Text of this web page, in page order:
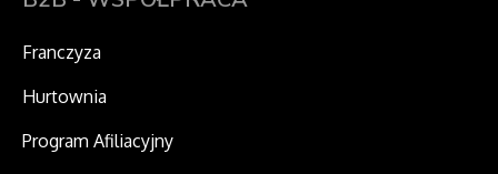
Franczyza
Hurtownia
Program Afiliacyjny